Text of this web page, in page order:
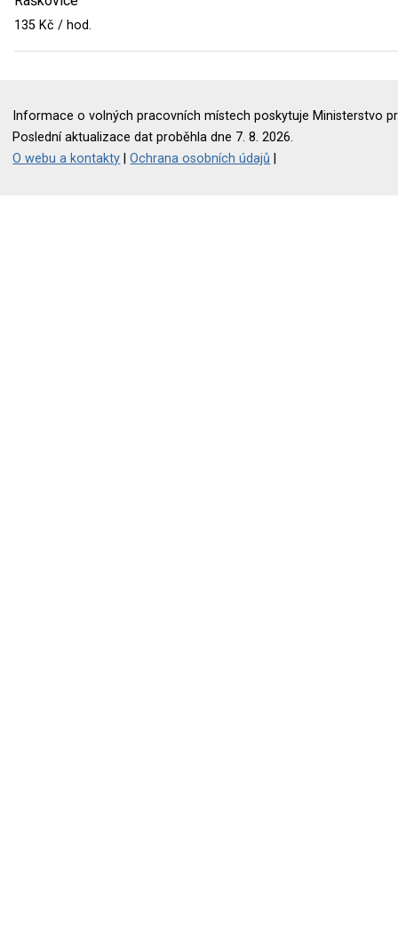
135 Kč / hod.
Informace o volných pracovních místech poskytuje Ministerstvo
Poslední aktualizace dat proběhla dne 7. 8. 2026.
O webu a kontakty |Ochrana osobních údajů